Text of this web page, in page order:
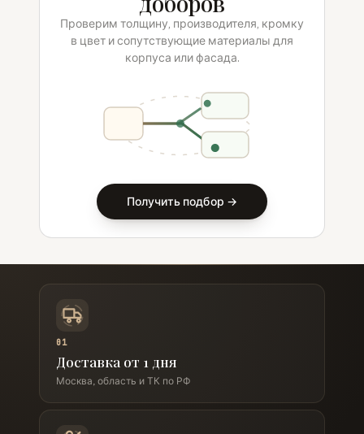
Проверим толщину, производителя, кромку
в цвет и сопутствующие материалы для
корпуса или фасада.
Получить подбор →
01
Доставка от 1 дня
Москва, область и ТК по РФ